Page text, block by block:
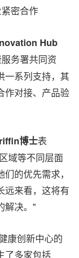
密合作
Hub
务署共同资
一系列支持，其
作对接、产品验
博士表
域等不同层面
的优先需求，
远来看，这将有
解决。"
康创新中心的
了多家包括